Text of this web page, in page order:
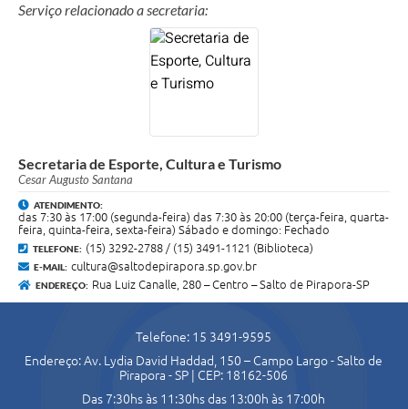
Serviço relacionado a secretaria:
Secretaria de Esporte, Cultura e Turismo
Cesar Augusto Santana
ATENDIMENTO:
das 7:30 às 17:00 (segunda-feira) das 7:30 às 20:00 (terça-feira, quarta-
feira, quinta-feira, sexta-feira) Sábado e domingo: Fechado
TELEFONE: (15) 3292-2788 / (15) 3491-1121 (Biblioteca)
E-MAIL: cultura@saltodepirapora.sp.gov.br
ENDEREÇO: Rua Luiz Canalle, 280 – Centro – Salto de Pirapora-SP
Telefone: 15 3491-9595
Endereço: Av. Lydia David Haddad, 150 – Campo Largo - Salto de
Pirapora - SP | CEP: 18162-506
Das 7:30hs às 11:30hs das 13:00h às 17:00h